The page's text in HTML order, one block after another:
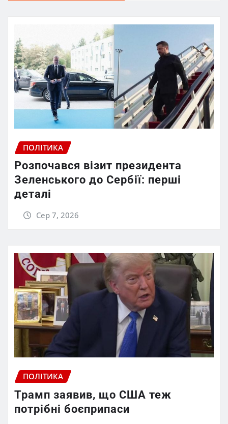
ПОЛІТИКА
Розпочався візит президента
Зеленського до Сербії: перші
деталі
Сер 7, 2026
ПОЛІТИКА
Трамп заявив, що США теж
потрібні боєприпаси